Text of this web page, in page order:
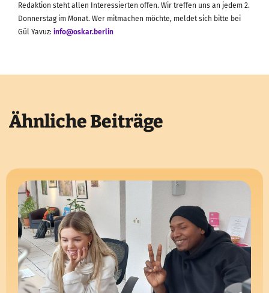
Redaktion steht allen Interessierten offen. Wir treffen uns an jedem 2.
Donnerstag im Monat. Wer mitmachen möchte, meldet sich bitte bei
Gül Yavuz: info@oskar.berlin
Ähnliche Beiträge